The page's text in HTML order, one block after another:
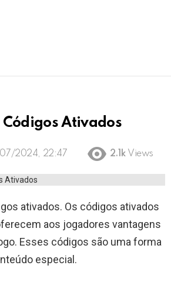
Códigos Ativados
07/2024, 22:47 2.1k Views
ativados. Os códigos ativados
aos jogadores vantagens
Esses códigos são uma forma
especial.